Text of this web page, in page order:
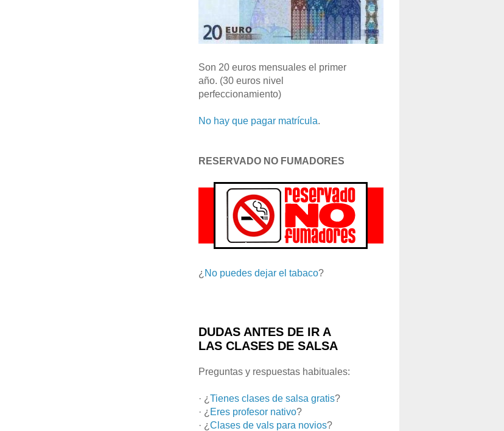
Son 20 euros mensuales el primer
año. (30 euros nivel
perfeccionamiento)
No hay que pagar matrícula.
RESERVADO NO FUMADORES
¿ No puedes dejar el tabaco?
DUDAS ANTES DE IR A
LAS CLASES DE SALSA
Preguntas y respuestas habituales:
· ¿ Tienes clases de salsa gratis?
· ¿ Eres profesor nativo?
· ¿ Clases de vals para novios?